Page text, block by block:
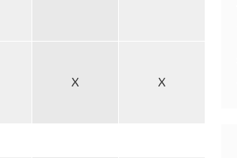
X X